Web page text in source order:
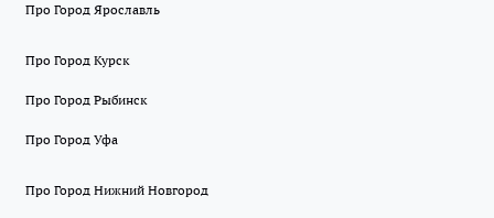
Про Город Ярославль
Про Город Курск
Про Город Рыбинск
Про Город Уфа
Про Город Нижний Новгород